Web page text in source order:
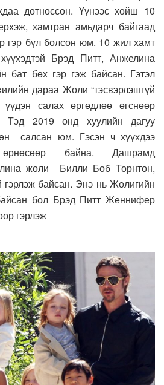
дотноссон. Үүнээс хойш 10
хамтран амьдарч байгаад
гэр бүл болсон юм. 10 жил хамт
Брэд Питт, Анжелина
бат бөх гэр гэж байсан. Гэтэл
дараа Жоли “тэсвэрлэшгүй
үүдэн салах өргөдлөө өгснөөр
Тэд 2019 онд хуулийн дагуу
салсан юм. Гэсэн ч хүүхдээ
байна. Дашрамд
жоли Билли Боб Торнтон,
байсан. Энэ нь Жолигийн
бол Брэд Питт Женнифер
гэрлэж